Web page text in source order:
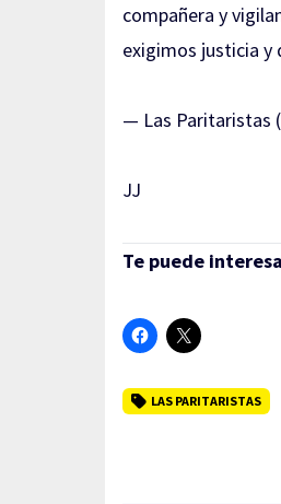
compañera y
exigimos justicia y
— Las Paritaristas
JJ
Te puede
LAS PARITARISTAS